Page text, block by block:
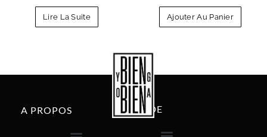
Lire La Suite Ajouter Au Panier
A PROPOS AIDE